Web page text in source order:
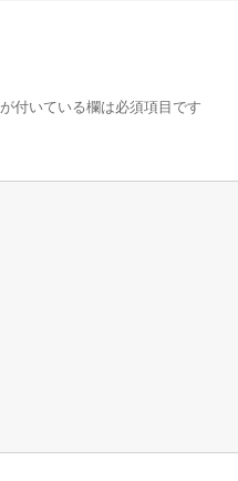
が付いている欄は必須項目です